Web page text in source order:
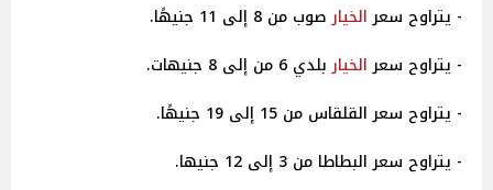
- يتراوح سعرالخيارصوب من 8 إلى 11 جنيهًا.
- يتراوح سعرالخياربلدي 6 من إلى 8 جنيهات.
- يتراوح سعر القلقاس من 15 إلى 19 جنيهًا.
- يتراوح سعر البطاطا من 3 إلى 12 جنيها.